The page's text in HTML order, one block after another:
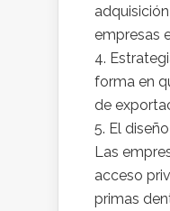
empresas
forma en
de
El
Las
acceso
primas